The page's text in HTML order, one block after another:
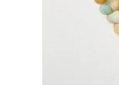
Amazonit
multikolor